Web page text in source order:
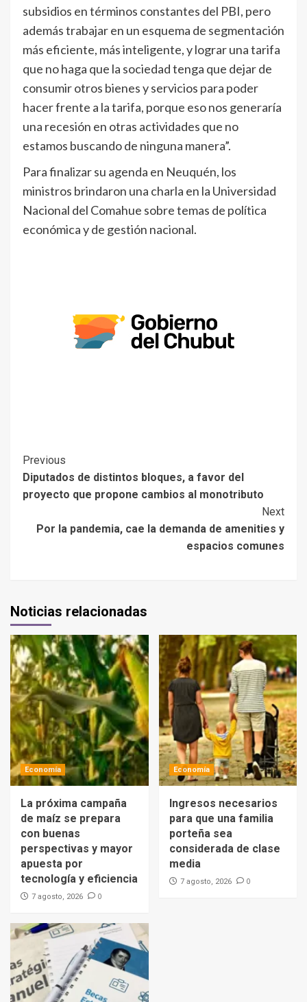
subsidios en términos constantes del PBI, pero
además trabajar en un esquema de segmentación
más eficiente, más inteligente, y lograr una tarifa
que no haga que la sociedad tenga que dejar de
consumir otros bienes y servicios para poder
hacer frente a la tarifa, porque eso nos generaría
una recesión en otras actividades que no
estamos buscando de ninguna manera”.
Para finalizar su agenda en Neuquén, los
ministros brindaron una charla en la Universidad
Nacional del Comahue sobre temas de política
económica y de gestión nacional.
Previous
Diputados de distintos bloques, a favor del
proyecto que propone cambios al monotributo
Next
Por la pandemia, cae la demanda de amenities y
espacios comunes
Noticias relacionadas
Economía
La próxima campaña
de maíz se prepara
con buenas
perspectivas y mayor
apuesta por
tecnología y eficiencia
7 agosto, 2026 0
Economía
Ingresos necesarios
para que una familia
porteña sea
considerada de clase
media
7 agosto, 2026 0